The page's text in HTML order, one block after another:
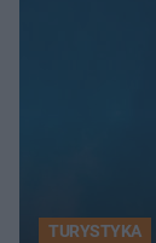
TURYSTYKA